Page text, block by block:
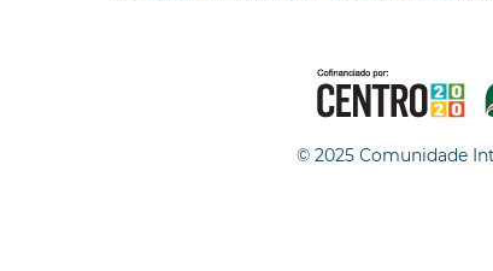
© 2025 Comunidade